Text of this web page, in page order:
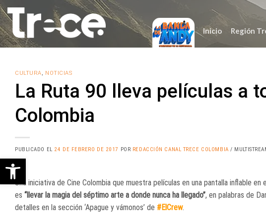
Saltar
al
contenido
Inicio Región
CULTURA, NOTICIAS
La Ruta 90 lleva películas a
Colombia
PUBLICADO EL 24 DE FEBRERO DE 2017 POR REDACCIÓN CANAL TRECE COLOMBIA /
Una iniciativa de Cine Colombia que muestra películas en una pantalla inflable
es “llevar la magia del séptimo arte a donde nunca ha llegado”, en palabras de
detalles en la sección ‘Apague y vámonos’ de #ElCrew.
Abrir barra de herramientas